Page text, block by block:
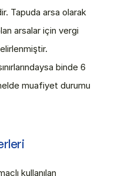
Tapuda arsa olarak
arsalar için vergi
binde 6
muafiyet durumu
kullanılan